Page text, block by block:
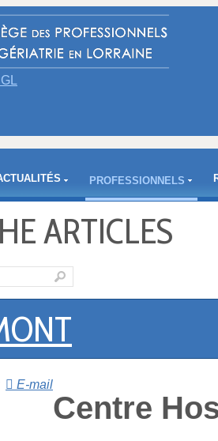
PROFESSIONNELS
ARTICLES
E-mail
Centre